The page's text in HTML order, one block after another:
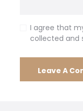
I agree that
collected and